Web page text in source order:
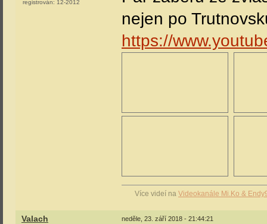
registrován: 12-2012
nejen po
https://
Více videí na Videokanále Mi.Ko &
Valach neděle, 23. září 2018 - 21:44:21